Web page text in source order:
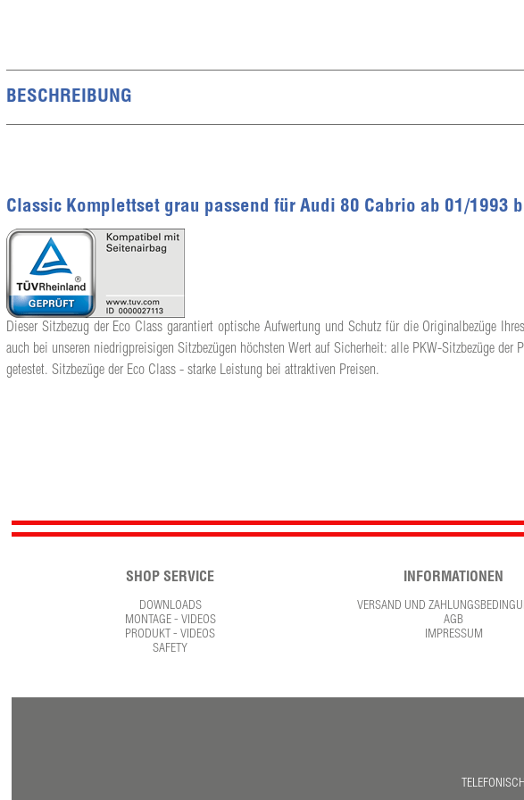
BESCHREIBUNG
Classic Komplettset grau passend für Audi 80 Cabrio ab 01/1993
Dieser Sitzbezug der Eco Class garantiert optische Aufwertung und Schutz für die Originalbezüge
auch bei unseren niedrigpreisigen Sitzbezügen höchsten Wert auf Sicherheit: alle PKW-Sitzbezüge
getestet. Sitzbezüge der Eco Class - starke Leistung bei attraktiven Preisen.
SHOP SERVICE
DOWNLOADS
MONTAGE - VIDEOS
PRODUKT - VIDEOS
SAFETY
INFORMATIONEN
VERSAND UND
AGB
IMPRESSUM